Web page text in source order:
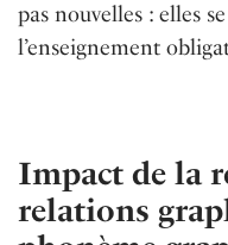
pas nouvelles : elles
l’enseignement
Impact de la
relations